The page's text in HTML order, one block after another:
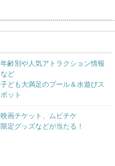
年齢別や人気アトラクション情報
など
子ども大満足のプール＆水遊びス
ポット
映画チケット、ムビチケ
限定グッズなどが当たる！